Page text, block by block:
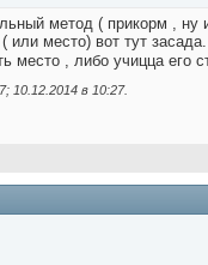
метод ( прикорм , ну
или место) вот тут
место , либо учицца его
10.12.2014 в 10:27.